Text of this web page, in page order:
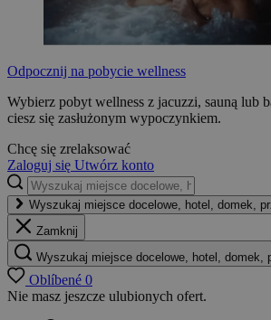
Odpocznij na pobycie wellness
Wybierz pobyt wellness z jacuzzi, sauną lub
ciesz się zasłużonym wypoczynkiem.
Chcę się zrelaksować
Zaloguj się Utwórz konto
Wyszukaj miejsce docelowe, hotel, domek,
Zamknij
Wyszukaj miejsce docelowe, hotel, domek,
Oblíbené 0
Nie masz jeszcze ulubionych ofert.